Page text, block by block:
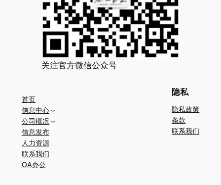
关注官方微信公众号
首页
信息中心
公司概况
信息发布
人力资源
联系我们
OA办公
隐私
隐私政策
条款
联系我们